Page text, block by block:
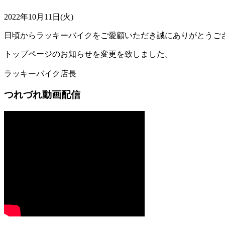
2022年10月11日(火)
日頃からラッキーバイクをご愛顧いただき誠にありがとうご
トップページのお知らせを変更を致しました。
ラッキーバイク店長
つれづれ動画配信